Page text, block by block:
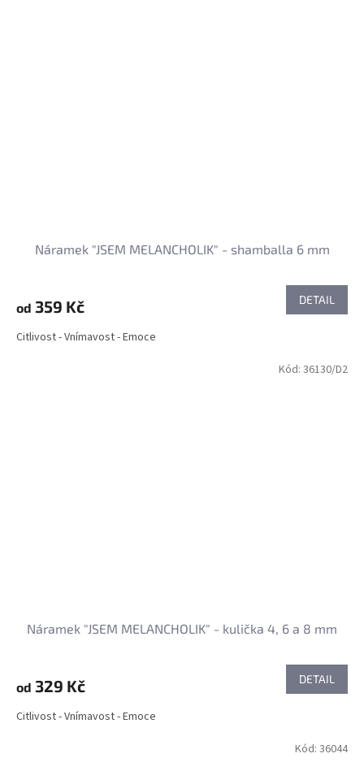
Náramek "JSEM MELANCHOLIK" - shamballa 6 mm
od 359 Kč DETAIL
Citlivost - Vnímavost - Emoce
Náramek "JSEM MELANCHOLIK" - kulička 4, 6 a 8 mm
od 329 Kč DETAIL
Citlivost - Vnímavost - Emoce
Kód: 36130/D2
Kód: 36044